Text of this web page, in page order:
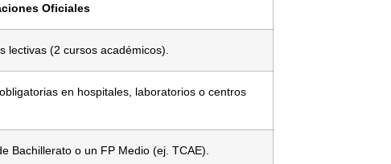
Oficiales
lectivas (2 cursos académicos).
en hospitales, laboratorios o centros
Bachillerato o un FP Medio (ej. TCAE).